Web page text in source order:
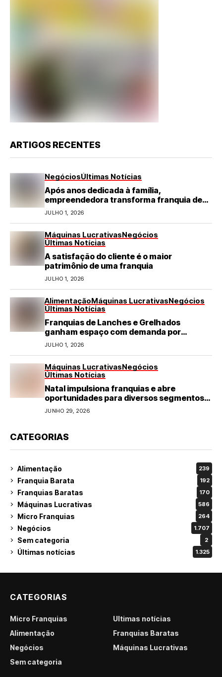
ARTIGOS RECENTES
NegóciosÚltimas Notícias
Após anos dedicada à família,
empreendedora transforma franquia de
turismo em negócio de destaque no RN
JULHO 1, 2026
Máquinas LucrativasNegócios
Últimas Notícias
A satisfação do cliente é o maior
patrimônio de uma franquia
JULHO 1, 2026
AlimentaçãoMáquinas LucrativasNegócios
Últimas Notícias
Franquias de Lanches e Grelhados
ganham espaço com demanda por
refeições rápidas e de qualidade
JULHO 1, 2026
Máquinas LucrativasNegócios
Últimas Notícias
Natal impulsiona franquias e abre
oportunidades para diversos segmentos
do varejo
JUNHO 29, 2026
CATEGORIAS
Alimentação 239
Franquia Barata 192
Franquias Baratas 170
Máquinas Lucrativas 586
Micro Franquias 264
Negócios 1.707
Sem categoria 2
Últimas notícias 1.325
CATEGORIAS
Micro Franquias
Últimas notícias
Alimentação
Franquias Baratas
Negócios
Máquinas Lucrativas
Sem categoria